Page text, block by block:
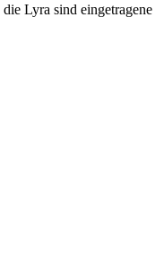
Lyra sind eingetragene